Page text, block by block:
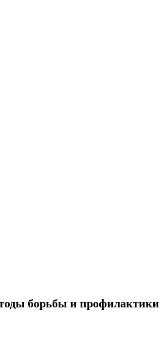
борьбы и профилактики